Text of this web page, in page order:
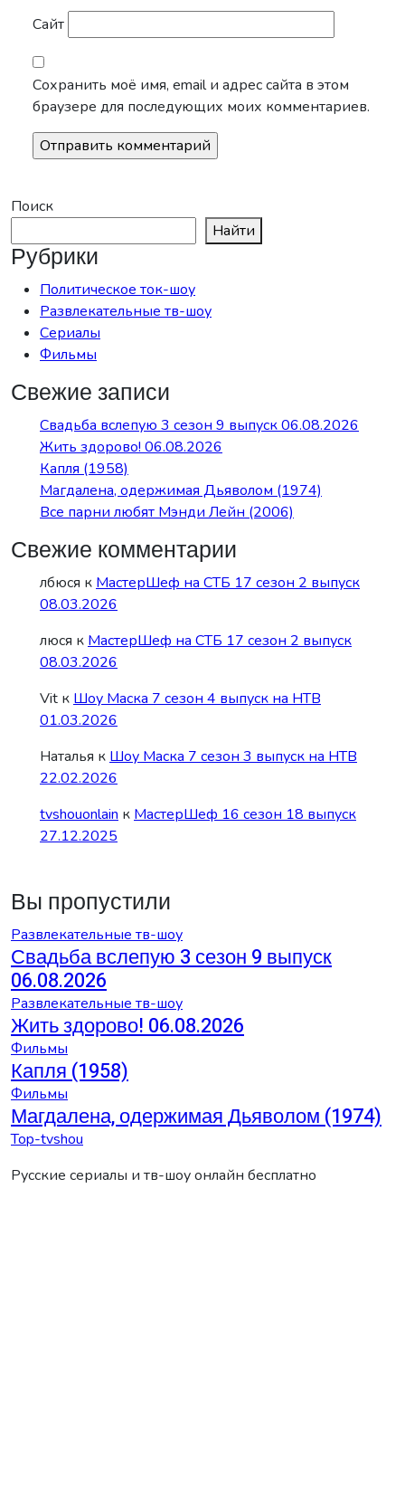
Сайт
Сохранить моё имя, email и адрес сайта в этом
браузере для последующих моих комментариев.
Поиск
Найти
Рубрики
Политическое ток-шоу
Развлекательные тв-шоу
Сериалы
Фильмы
Свежие записи
Свадьба вслепую 3 сезон 9 выпуск 06.08.2026
Жить здорово! 06.08.2026
Капля (1958)
Магдалена, одержимая Дьяволом (1974)
Все парни любят Мэнди Лейн (2006)
Свежие комментарии
лбюся к МастерШеф на СТБ 17 сезон 2 выпуск
08.03.2026
люся к МастерШеф на СТБ 17 сезон 2 выпуск
08.03.2026
Vit к Шоу Маска 7 сезон 4 выпуск на НТВ
01.03.2026
Наталья к Шоу Маска 7 сезон 3 выпуск на НТВ
22.02.2026
tvshouonlain к МастерШеф 16 сезон 18 выпуск
27.12.2025
Вы пропустили
Развлекательные тв-шоу
Свадьба вслепую 3 сезон 9 выпуск
06.08.2026
Развлекательные тв-шоу
Жить здорово! 06.08.2026
Фильмы
Капля (1958)
Фильмы
Магдалена, одержимая Дьяволом (1974)
Top-tvshou
Русские сериалы и тв-шоу онлайн бесплатно